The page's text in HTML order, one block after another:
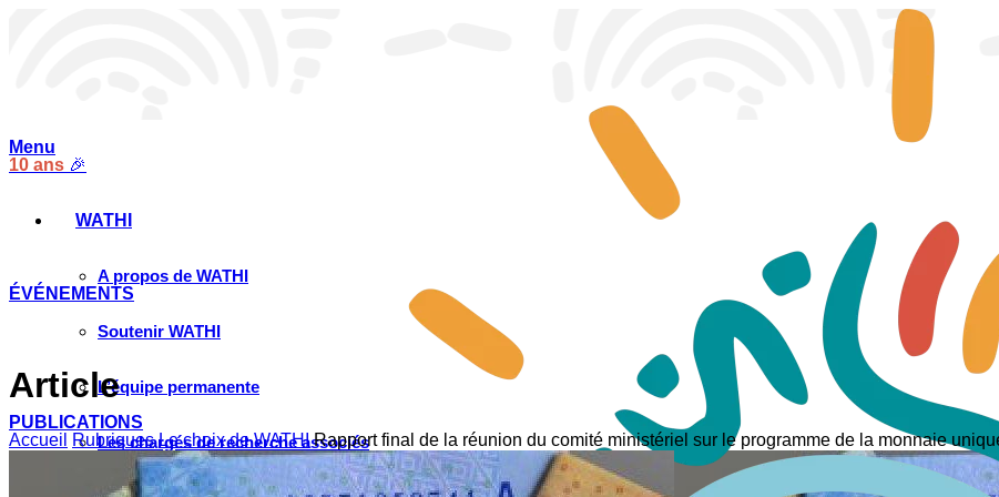
10 ans 🎉
ÉVÉNEMENTS
PUBLICATIONS
Menu
WATHI
A propos de WATHI
Soutenir WATHI
L’équipe permanente
Les chargés de recherche associés
Article
Accueil Rubriques Le choix de WATHI Rapport final de la réunion du comité ministériel sur le programme de la monnaie